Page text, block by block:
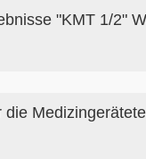
"KMT 1/2"
die